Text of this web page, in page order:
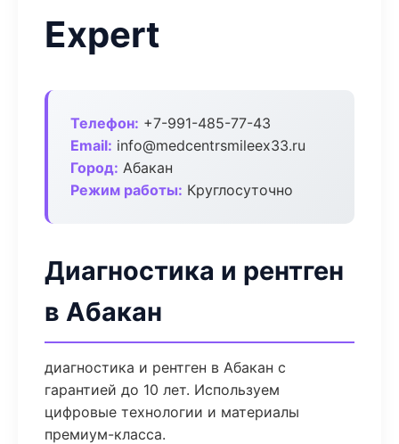
Expert
Телефон: +7-991-485-77-43
Email: info@medcentrsmileex33.ru
Город: Абакан
Режим работы: Круглосуточно
Диагностика и рентген
в Абакан
диагностика и рентген в Абакан с
гарантией до 10 лет. Используем
цифровые технологии и материалы
премиум-класса.